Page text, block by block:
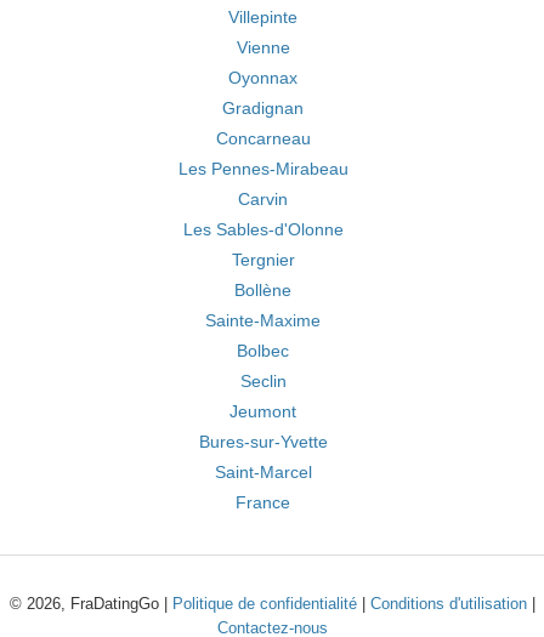
Villepinte
Vienne
Oyonnax
Gradignan
Concarneau
Les Pennes-Mirabeau
Carvin
Les Sables-d'Olonne
Tergnier
Bollène
Sainte-Maxime
Bolbec
Seclin
Jeumont
Bures-sur-Yvette
Saint-Marcel
France
© 2026, FraDatingGo | Politique de confidentialité| Conditions d'utilisation|
Contactez-nous